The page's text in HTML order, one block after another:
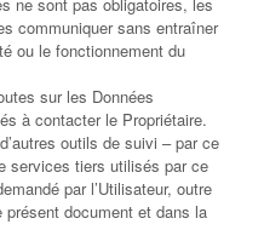
communiquer sans entraîner
ou le fonctionnement du
sur les Données
à contacter le Propriétaire.
outils de suivi – par ce
services tiers utilisés par ce
par l’Utilisateur, outre
document et dans la